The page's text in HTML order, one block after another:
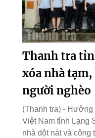
Thanh tra
xóa nhà
người nghèo
(Thanh tra) -
Việt Nam tỉnh Lạng
nhà dột nát và công